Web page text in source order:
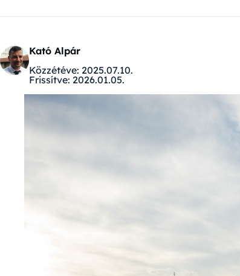
Kató Alpár
Közzétéve: 2025.07.10.
Frissítve: 2026.01.05.